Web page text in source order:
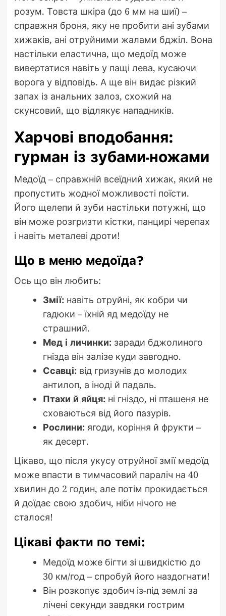
розум. Товста шкіра (до 6 мм на шиї) –
справжня броня, яку не пробити ані зубами
хижаків, ані отруйними жалами бджіл. Вона
настільки еластична, що медоїд може
вивертатися навіть у пащі лева, кусаючи
ворога у відповідь. А ще він видає різкий
запах із анальних залоз, схожий на
скунсовий, що відлякує нападників.
Харчові вподобання:
гурман із зубами-ножами
Медоїд – справжній всеїдний хижак, який не
пропустить жодної можливості поїсти.
Його щелепи й зуби настільки потужні, що
він може розгризти кістки, панцирі черепах
і навіть металеві дроти!
Що в меню медоїда?
Ось що він любить:
Змії:навіть отруйні, як кобри чи
гадюки – їхній яд медоїду не
страшний.
Мед і личинки:заради бджолиного
гнізда він залізе куди завгодно.
Ссавці:від гризунів до молодих
антилоп, а іноді й падаль.
Птахи й яйця:ні гніздо, ні пташеня не
сховаються від його пазурів.
Рослини:ягоди, коріння й фрукти –
як десерт.
Цікаво, що після укусу отруйної змії медоїд
може впасти в тимчасовий параліч на 40
хвилин до 2 годин, але потім прокидається
й доїдає свою здобич, ніби нічого не
сталося!
Цікаві факти по темі:
Медоїд може бігти зі швидкістю до
30 км/год – спробуй його наздогнати!
Він розкопує здобич із-під землі за
лічені секунди завдяки гострим